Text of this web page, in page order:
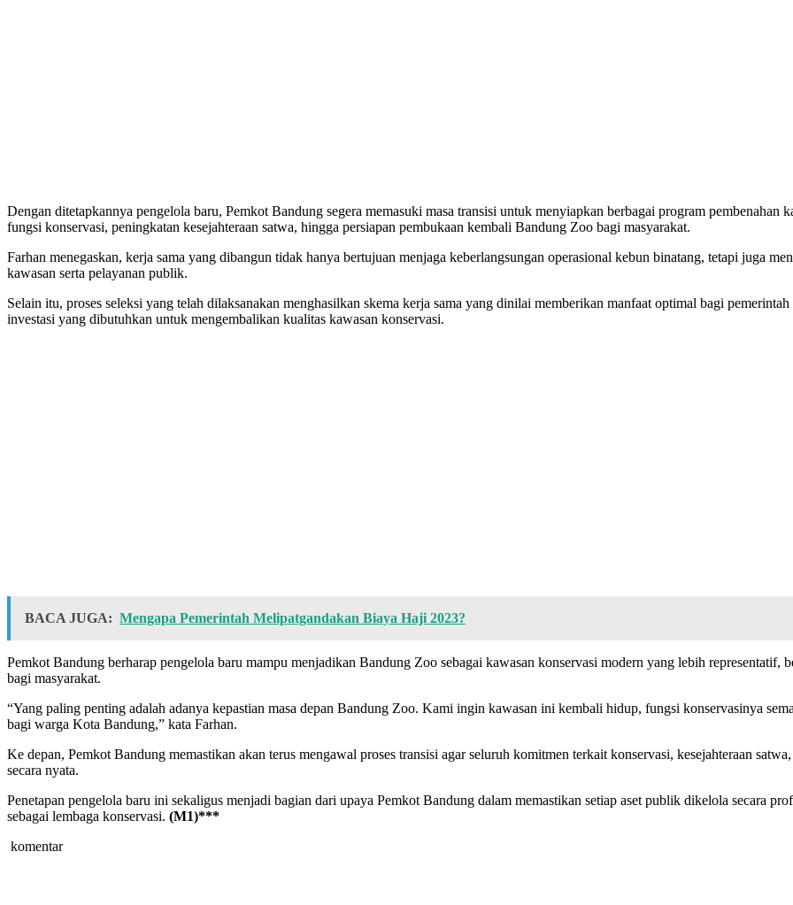
Dengan ditetapkannya pengelola baru, Pemkot Bandung segera memasuki masa transisi untuk menyiapkan berbagai program pembenahan
fungsi konservasi, peningkatan kesejahteraan satwa, hingga persiapan pembukaan kembali Bandung Zoo bagi masyarakat.
Farhan menegaskan, kerja sama yang dibangun tidak hanya bertujuan menjaga keberlangsungan operasional kebun binatang, tetapi juga
kawasan serta pelayanan publik.
Selain itu, proses seleksi yang telah dilaksanakan menghasilkan skema kerja sama yang dinilai memberikan manfaat optimal bagi
investasi yang dibutuhkan untuk mengembalikan kualitas kawasan konservasi.
BACA JUGA: Mengapa Pemerintah Melipatgandakan Biaya Haji 2023?
Pemkot Bandung berharap pengelola baru mampu menjadikan Bandung Zoo sebagai kawasan konservasi modern yang lebih representatif,
bagi masyarakat.
“Yang paling penting adalah adanya kepastian masa depan Bandung Zoo. Kami ingin kawasan ini kembali hidup, fungsi konservasinya
bagi warga Kota Bandung,” kata Farhan.
Ke depan, Pemkot Bandung memastikan akan terus mengawal proses transisi agar seluruh komitmen terkait konservasi, kesejahteraan
secara nyata.
Penetapan pengelola baru ini sekaligus menjadi bagian dari upaya Pemkot Bandung dalam memastikan setiap aset publik dikelola secara
sebagai lembaga konservasi. (M1)***
komentar